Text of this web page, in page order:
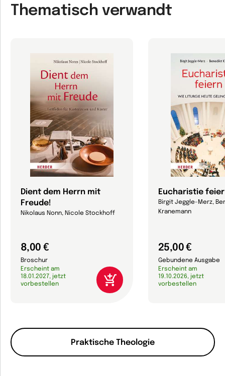
Thematisch verwandt
Praktische Theologie
Dient dem Herrn mit
Freude!
Nikolaus Nonn, Nicole Stockhoff
8,00 €
Broschur
Erscheint am
18.01.2027, jetzt
vorbestellen
Eucharistie
Birgit Jeggle-Merz,
Kranemann
25,00 €
Gebundene Ausgabe
Erscheint am
19.10.2026, jetzt
vorbestellen